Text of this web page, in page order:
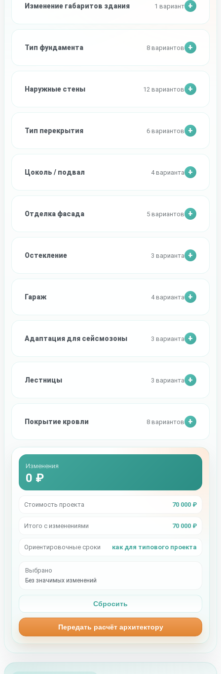
Изменение габаритов здания 1 вариант
Тип фундамента 8 вариантов
Наружные стены 12 вариантов
Тип перекрытия 6 вариантов
Цоколь / подвал 4 варианта
Отделка фасада 5 вариантов
Остекление 3 варианта
Гараж 4 варианта
Адаптация для сейсмозоны 3 варианта
Лестницы 3 варианта
Покрытие кровли 8 вариантов
Изменения
0 ₽
Стоимость проекта 70 000 ₽
Итого с изменениями 70 000 ₽
Ориентировочные сроки как для типового проекта
Выбрано
Без значимых изменений
Сбросить
Передать расчёт архитектору